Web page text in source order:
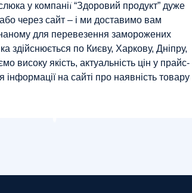
у компанії “Здоровий продукт” дуже
через сайт – і ми доставимо вам
для перевезення заморожених
здійснюється по Києву, Харкову, Дніпру,
високу якість, актуальність цін у прайс-
інформації на сайті про наявність товару